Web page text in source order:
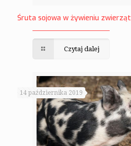
Śruta sojowa w żywieniu zwierząt
Czytaj dalej
14 października 2019